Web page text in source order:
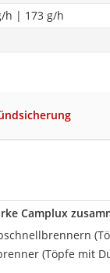
h | 173 g/h
Camplux
(Töpfe mit